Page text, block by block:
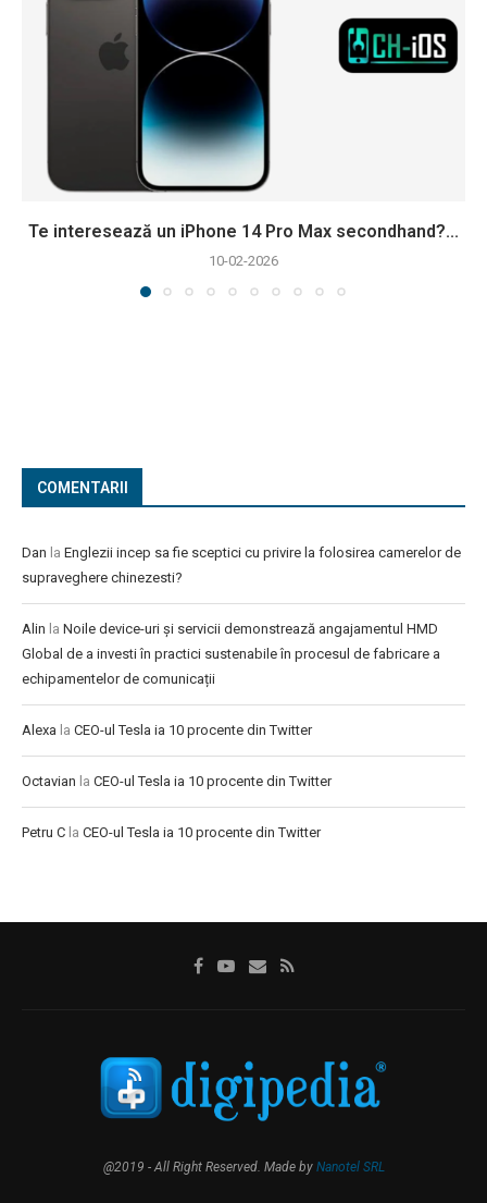
Te interesează un iPhone 14 Pro Max secondhand?...
10-02-2026
COMENTARII
Dan la Englezii incep sa fie sceptici cu privire la folosirea camerelor de
supraveghere chinezesti?
Alin la Noile device-uri și servicii demonstrează angajamentul HMD
Global de a investi în practici sustenabile în procesul de fabricare a
echipamentelor de comunicații
Alexa la CEO-ul Tesla ia 10 procente din Twitter
Octavian la CEO-ul Tesla ia 10 procente din Twitter
Petru C la CEO-ul Tesla ia 10 procente din Twitter
@2019 - All Right Reserved. Made by Nanotel SRL